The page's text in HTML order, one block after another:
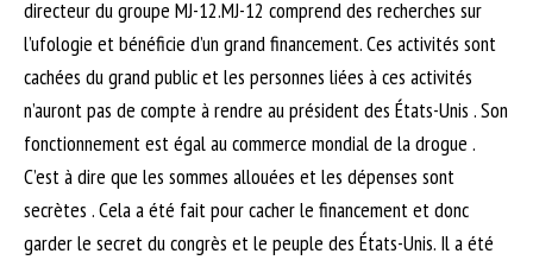
directeur du groupe MJ-12.MJ-12 comprend des recherches sur
l’ufologie et bénéficie d’un grand financement. Ces activités sont
cachées du grand public et les personnes liées à ces activités
n’auront pas de compte à rendre au président des États-Unis . Son
fonctionnement est égal au commerce mondial de la drogue .
C’est à dire que les sommes allouées et les dépenses sont
secrètes . Cela a été fait pour cacher le financement et donc
garder le secret du congrès et le peuple des États-Unis. Il a été